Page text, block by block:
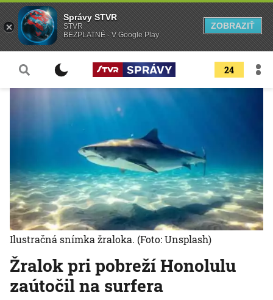
24
Žralok pri pobreží Honolulu
zaútočil na surfera
Ilustračná snímka žraloka. (Foto: Unsplash)
Správy STVR
STVR
BEZPLATNÉ - V Google Play
ZOBRAZIŤ